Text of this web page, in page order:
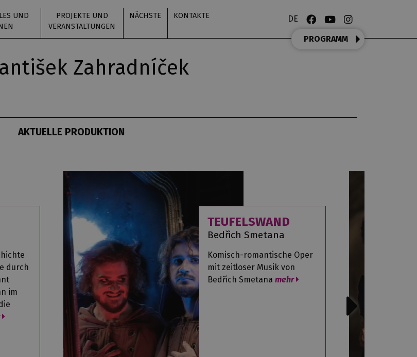
UND
PROJEKTE UND
VERANSTALTUNGEN
NÄCHSTE KONTAKTE DE
PROGRAMM
Zahradníček
AKTUELLE PRODUKTION
durch
im
TEUFELSWAND
Bedřich Smetana
Komisch-romantische Oper
mit zeitloser Musik von
Bedřich Smetana mehr